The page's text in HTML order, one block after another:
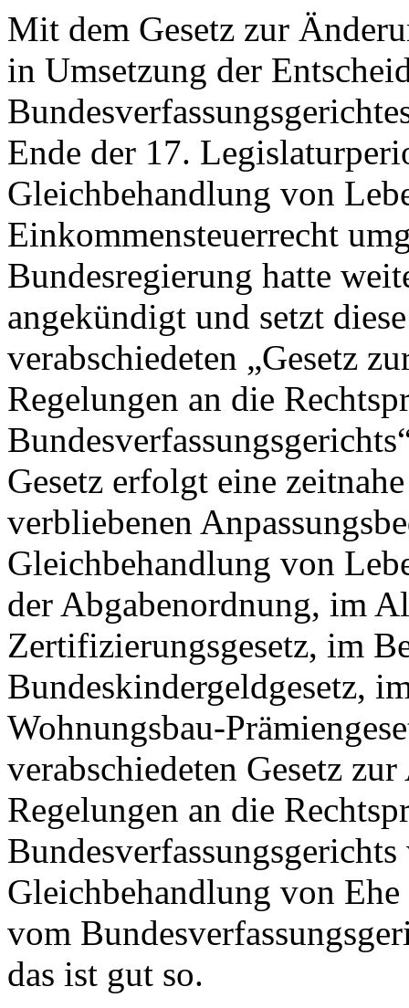
Mit dem Gesetz zur
in Umsetzung der
Ende der 17.
Gleichbehandlung von
Einkommensteuerrecht
Bundesregierung hatte
angekündigt und setzt
verabschiedeten „Gesetz
Regelungen an die
Gesetz erfolgt eine
verbliebenen
Gleichbehandlung von
der Abgabenordnung, im
Zertifizierungsgesetz, im
Bundeskindergeldgesetz,
Wohnungsbau-
verabschiedeten Gesetz
Regelungen an die
Gleichbehandlung von
vom
das ist gut so.